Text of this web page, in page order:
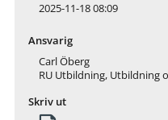
2025-11-18 08:09
Ansvarig
Carl Öberg
RU Utbildning, Utbildning
Skriv ut